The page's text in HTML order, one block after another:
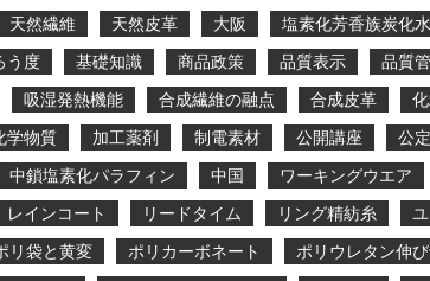
天然繊維 天然皮革 大阪 塩素化芳香族炭化
う度 基礎知識 商品政策 品質表示 品質
吸湿発熱機能 合成繊維の融点 合成皮革
学物質 加工薬剤 制電素材 公開講座 公
中鎖塩素化パラフィン 中国 ワーキングウエア
レインコート リードタイム リング精紡糸
リ袋と黄変 ポリカーボネート ポリウレタン伸